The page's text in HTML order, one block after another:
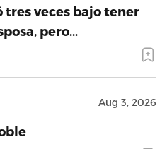
tres veces bajo tener
pero…
Aug 3, 2026